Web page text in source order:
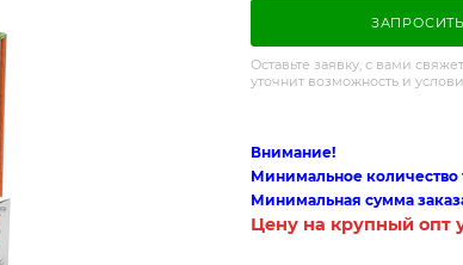
ЗАПРОСИТЬ
Оставьте заявку, с вами
уточнит возможность и
Внимание!
Минимальное количество
Минимальная сумма
Цену на крупный опт